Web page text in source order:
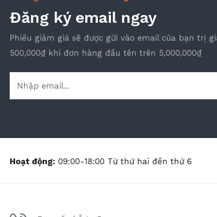
Đăng ký email ngay
Phiếu giảm giá sẽ được gửi vào email của bạn trị
500,000₫ khi đơn hàng đầu tên trên 5,000,000₫
Hoạt động: 09:00-18:00 Từ thứ hai đến thứ 6